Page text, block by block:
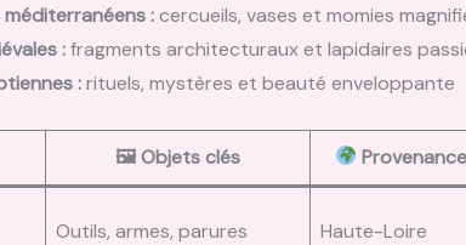
:cercueils, vases et momies
:fragments architecturaux et lapidaires
:rituels, mystères et beauté enveloppante
🖼 Objets clés Provenance
Outils, armes, parures Haute-Loire